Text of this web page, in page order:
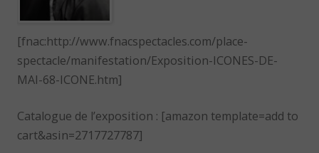
[fnac:http://www.fnacspectacles.com/place-
spectacle/manifestation/Exposition-ICONES-DE-
MAI-68-ICONE.htm]
Catalogue de l’exposition : [amazon template=add to
cart&asin=2717727787]